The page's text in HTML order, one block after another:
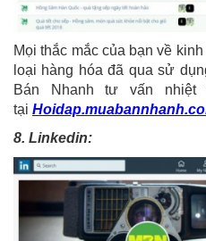
Mọi thắc mắc của bạn về
loại hàng hóa đã qua sử
Bán Nhanh tư vấn
tại
8. Linkedin: